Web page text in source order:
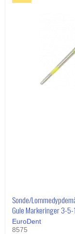
Sonde/
Gule Markeringer 3-
EuroDent
8575